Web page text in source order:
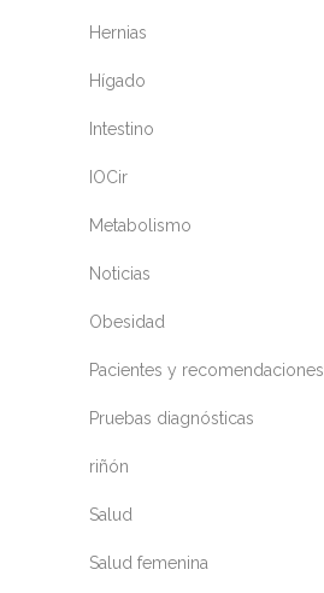
Hernias
Hígado
Intestino
IOCir
Metabolismo
Noticias
Obesidad
Pacientes y recomendaciones
Pruebas diagnósticas
riñón
Salud
Salud femenina